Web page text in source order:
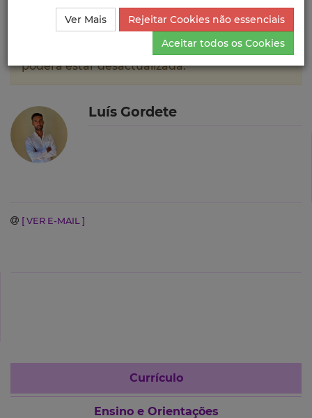
Ciência_Iscte Autores Luís Gordete Currículo
A informação contida neste perfil público
poderá estar desactualizada.
Luís Gordete
[ VER E-MAIL ]
Currículo
Ensino e Orientações
Ver Mais
Rejeitar Cookies não essenciais
Aceitar todos os Cookies